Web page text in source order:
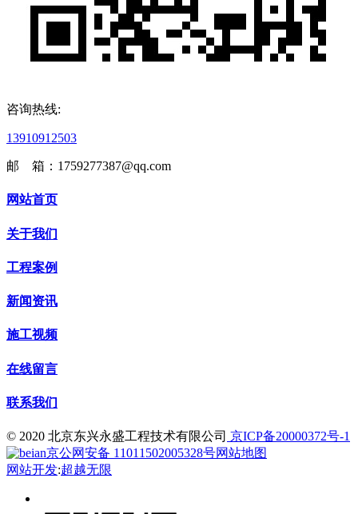
咨询热线:
13910912503
邮 箱：1759277387@qq.com
网站首页
关于我们
工程案例
新闻资讯
施工视频
在线留言
联系我们
© 2020 北京东兴永盛工程技术有限公司 京ICP备20000372号-1
京公网安备 11011502005328号网站地图
网站开发:超越无限